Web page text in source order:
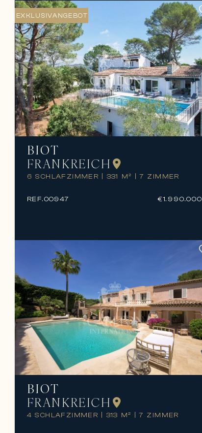
EXKLUSIVANGEBOT
BIOT
FRANKREICH
6 SCHLAFZIMMER 331 M² 7 ZIMMER
REF.00947 €1.990.000
BIOT
FRANKREICH
4 SCHLAFZIMMER 313 M² 7 ZIMMER